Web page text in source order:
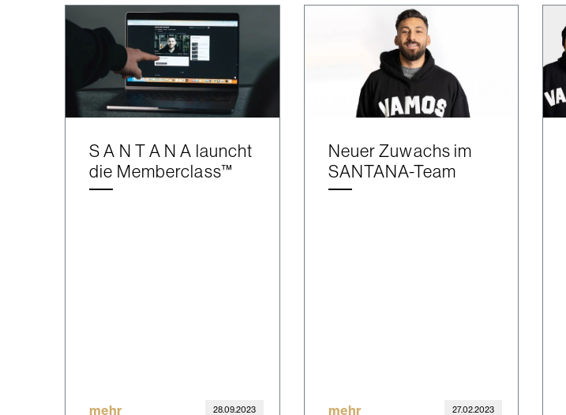
S A N T A N A launcht
die Memberclass™
mehr 28.09.2023
Neuer Zuwachs im
SANTANA-Team
mehr 27.02.2023